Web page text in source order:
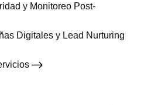
y Monitoreo Post-
Digitales y Lead Nurturing